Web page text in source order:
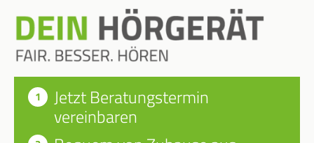
Jetzt Beratungstermin
vereinbaren